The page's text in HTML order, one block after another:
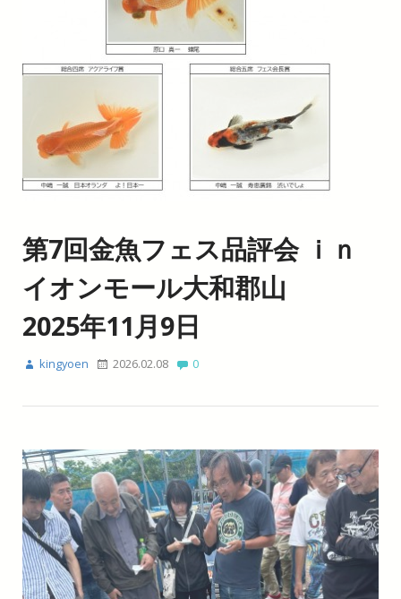
第7回金魚フェス品評会 ｉｎ
イオンモール大和郡山
2025年11月9日
kingyoen 2026.02.08 0